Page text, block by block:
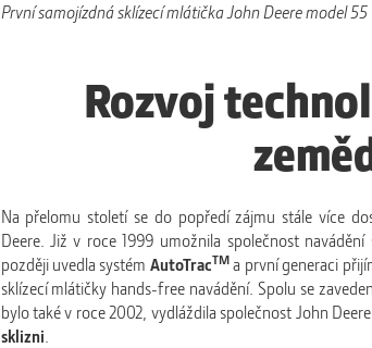
První samojízdná sklízecí mlátička John Deere model 55
Rozvoj
Na přelomu století se do popředí zájmu stále více
Deere. Již v roce 1999 umožnila společnost
později uvedla systém AutoTracTMa první generaci
sklízecí mlátičky hands-free navádění. Spolu se
bylo také v roce 2002, vydláždila společnost John
sklizni